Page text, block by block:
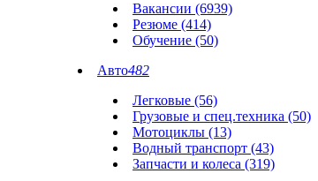
Вакансии (6939)
Резюме (414)
Обучение (50)
Авто482
Легковые (56)
Грузовые и спец.техника (50)
Мотоциклы (13)
Водный транспорт (43)
Запчасти и колеса (319)